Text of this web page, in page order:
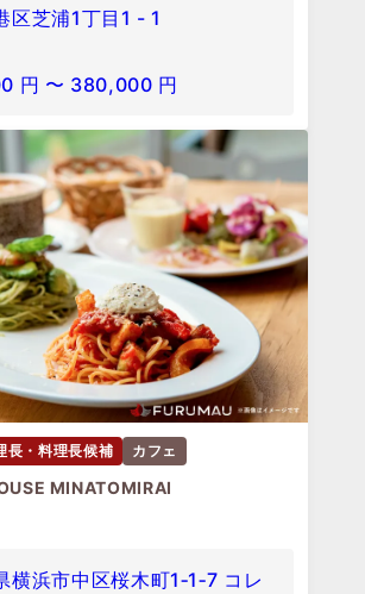
区芝浦1丁目1 - 1
円 〜 380,000 円
長・料理長候補 カフェ
MINATOMIRAI
横浜市中区桜木町1‐1‐7 コレ